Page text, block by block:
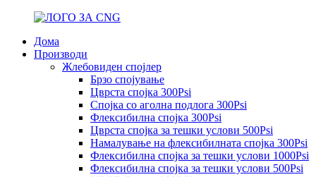
Дома
Производи
Жлебовиден спојлер
Брзо спојување
Цврста спојка 300Psi
Спојка со аголна подлога 300Psi
Флексибилна спојка 300Psi
Цврста спојка за тешки услови 500Psi
Намалување на флексибилната спојка 300Psi
Флексибилна спојка за тешки услови 1000Psi
Флексибилна спојка за тешки услови 500Psi